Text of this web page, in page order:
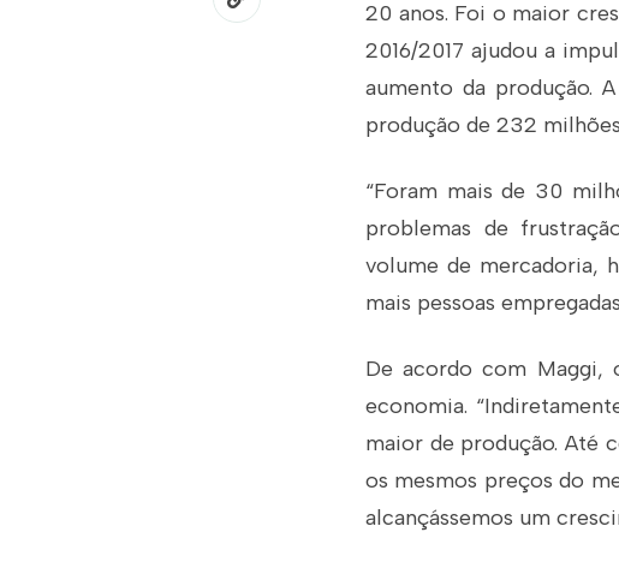
20 anos. Foi o maior
2016/2017 ajudou a
aumento da produção.
produção de 232
“Foram mais de 30
problemas de
volume de mercadoria,
mais pessoas
De acordo com Maggi,
economia.
maior de produção. Até
os mesmos preços do
alcançássemos um